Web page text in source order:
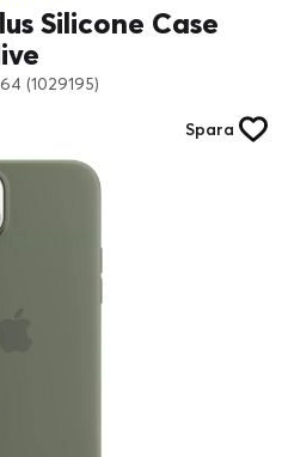
Silicone Case
(1029195)
Spara